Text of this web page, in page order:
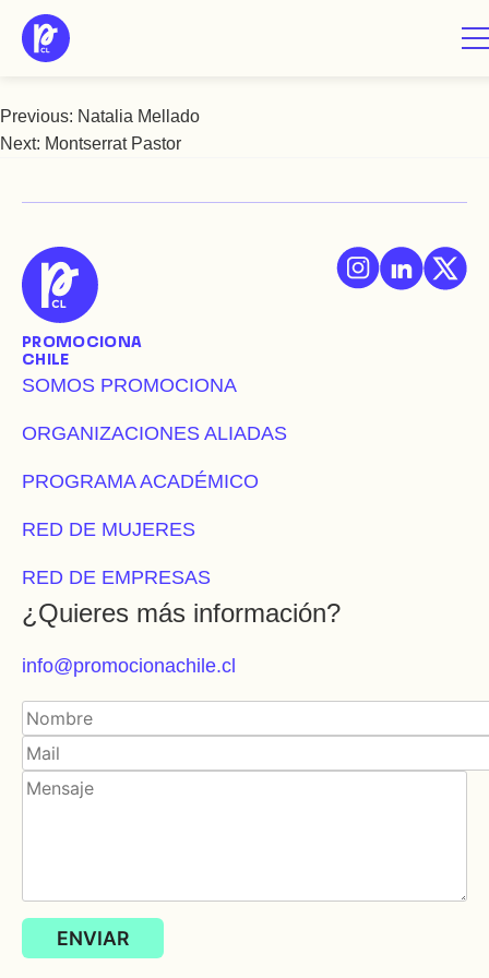
Saltar
Montserrat Copaja
Navegación
entradas
Previous: Natalia Mellado
Next: Montserrat Pastor
PROMOCIONA
CHILE
SOMOS PROMOCIONA
ORGANIZACIONES ALIADAS
PROGRAMA ACADÉMICO
RED DE MUJERES
RED DE EMPRESAS
¿Quieres más información?
info@promocionachile.cl